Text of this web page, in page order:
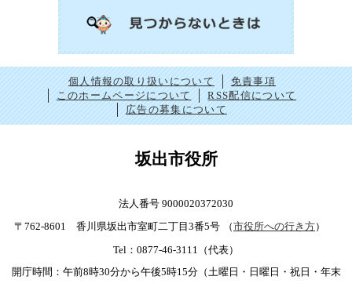
個人情報の取り扱いについて
免責事項
このホームページについて
RSS配信について
広告の募集について
坂出市役所
法人番号 9000020372030
〒762-8601 香川県坂出市室町二丁目3番5号
（市役所への行き方）
Tel：0877-46-3111（代表）
開庁時間：午前8時30分から午後5時15分（土曜日・日曜日・祝日・年末